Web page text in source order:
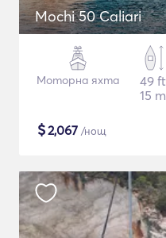
Mochi 50 Caliari
Моторна яхта
49 ft
15 m
$2,067 /нощ